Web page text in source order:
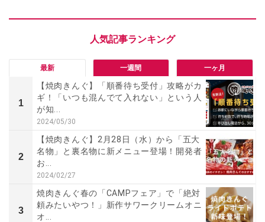
最新 一週間 一ヶ月
1
【焼肉きんぐ】「順番待ち受付」攻略がカ
ギ！「いつも混んでて入れない」という人
が知...
2024/05/30
2
【焼肉きんぐ】2月28日（水）から「五大
名物」と裏名物に新メニュー登場！開発者
お...
2024/02/27
3
焼肉きんぐ春の「CAMPフェア」で「絶対
頼みたいやつ！」新作サワークリームオニ
オ...